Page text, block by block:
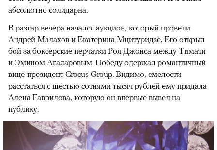
абсолютно солидарна.
В разгар вечера начался аукцион, который провели
Андрей Малахов и Екатерина Мцитуридзе. Его открыл
бой за боксерские перчатки Роя Джонса между Тимати
и Эмином Агаларовым. Победу одержал романтичный
вице-президент Crocus Group. Видимо, смелости
расстаться с шестью сотнями тысяч рублей ему придала
Алена Гаврилова, которую он впервые вывел на
публику.